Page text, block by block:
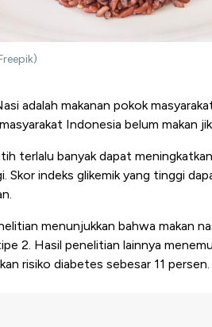
adalah makanan pokok
Indonesia belum makan
terlalu banyak dapat
Skor indeks glikemik yang tinggi
menunjukkan bahwa makan
2. Hasil penelitian lainnya
risiko diabetes sebesar 11 persen.